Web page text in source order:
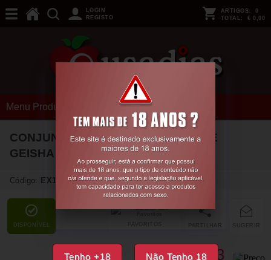
Tenho +18 Não Tenho 18
LOGIN
REGISTO
ARTIGOS: 0
TOTAL: € 0,00
Menu Produtos
CONJUNTO SHUNGA SEGREDOS DE
GEISHA ORGANICA
Código: EX12573
DISPONÍVEL SUGERIR
PARTILHAR
FAVORITOS
73